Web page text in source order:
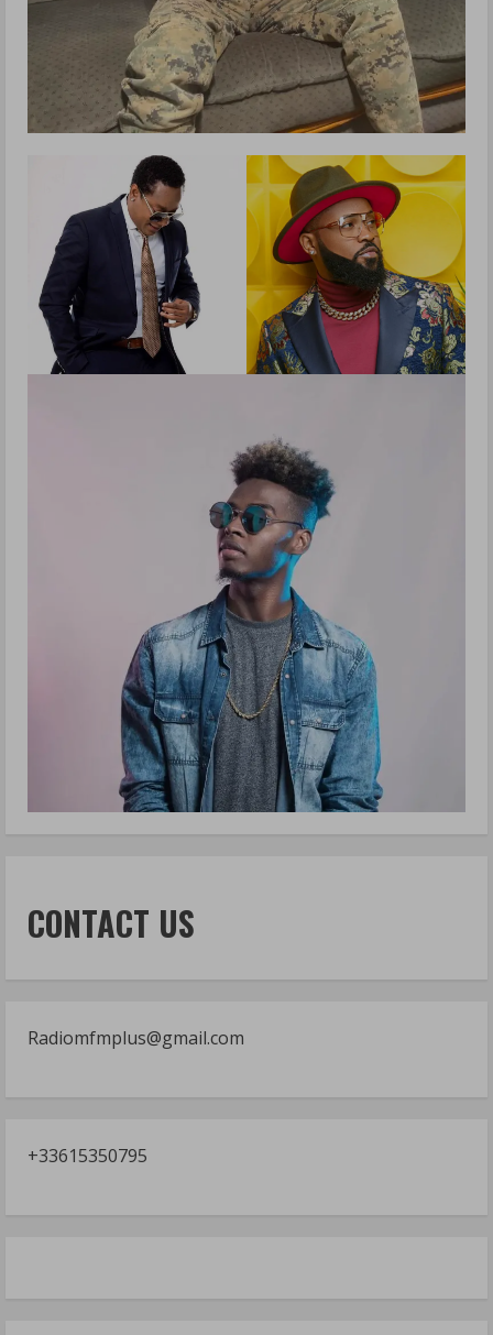
CONTACT US
Radiomfmplus@gmail.com
+33615350795